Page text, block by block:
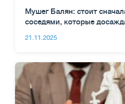
Мушег Балян: стоит
соседями, которые
21.11.2025